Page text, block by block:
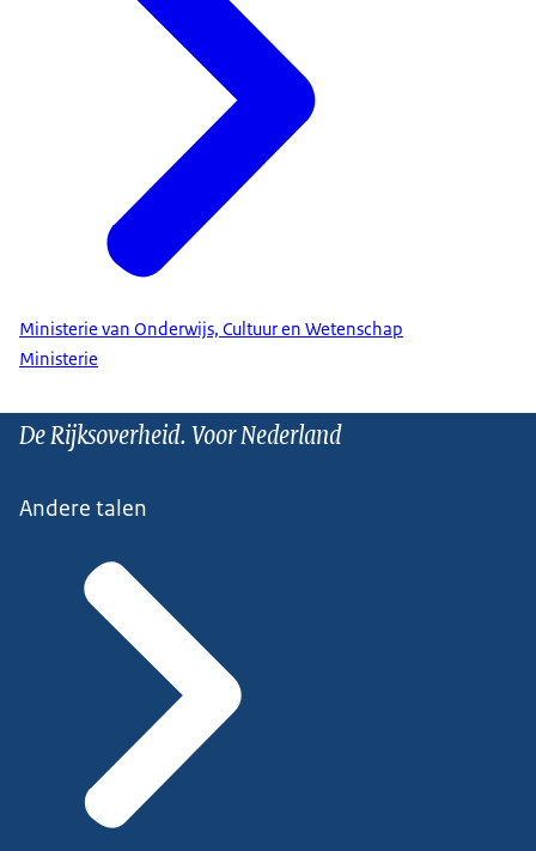
Ministerie van Onderwijs, Cultuur en Wetenschap
Ministerie
De Rijksoverheid. Voor Nederland
Andere talen